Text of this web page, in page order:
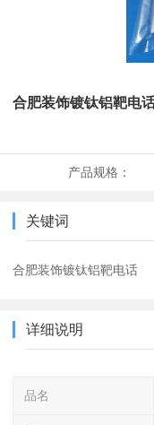
合肥装饰镀钛铝靶电
产品规格：
关键词
合肥装饰镀钛铝靶电话
详细说明
品名